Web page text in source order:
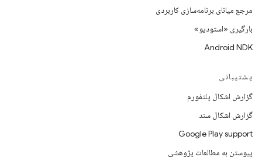
مرجع میانای برنامه‌سازی کاربردی
بارگیری «استودیو»
Android NDK
پشتیبانی
گزارش اشکال پلتفورم
گزارش اشکال سند
Google Play support
پیوستن به مطالعات پژوهشی